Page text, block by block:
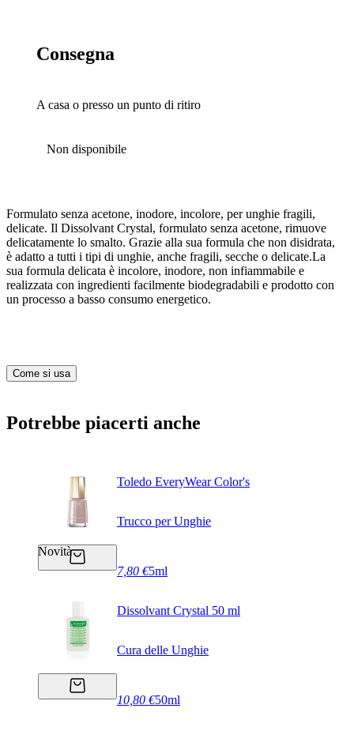
Consegna
A casa o presso un punto di ritiro
Non disponibile
Formulato senza acetone, inodore, incolore, per unghie fragili,
delicate. Il Dissolvant Crystal, formulato senza acetone, rimuove
delicatamente lo smalto. Grazie alla sua formula che non disidrata,
è adatto a tutti i tipi di unghie, anche fragili, secche o delicate.La
sua formula delicata è incolore, inodore, non infiammabile e
realizzata con ingredienti facilmente biodegradabili e prodotto con
un processo a basso consumo energetico.
Come si usa
Potrebbe piacerti anche
Novità
Toledo EveryWear Color's
Trucco per Unghie
7,80 €5ml
Dissolvant Crystal 50 ml
Cura delle Unghie
10,80 €50ml